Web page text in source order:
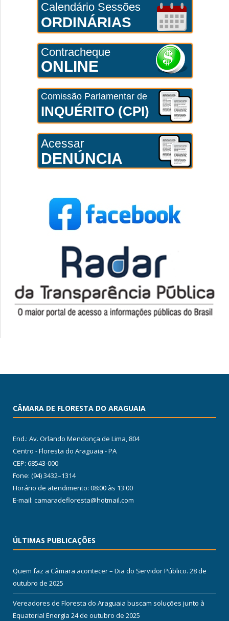
Calendário Sessões
ORDINÁRIAS
Contracheque
ONLINE
Comissão Parlamentar de
INQUÉRITO (CPI)
Acessar
DENÚNCIA
CÂMARA DE FLORESTA DO ARAGUAIA
End.: Av. Orlando Mendonça de Lima, 804
Centro - Floresta do Araguaia - PA
CEP: 68543-000
Fone: (94) 3432–1314
Horário de atendimento: 08:00 às 13:00
E-mail: camaradefloresta@hotmail.com
ÚLTIMAS PUBLICAÇÕES
Quem faz a Câmara acontecer – Dia do Servidor Público. 28 de
outubro de 2025
Vereadores de Floresta do Araguaia buscam soluções junto à
Equatorial Energia 24 de outubro de 2025